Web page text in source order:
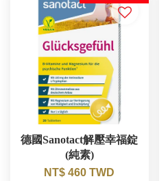
德國Sanotact解壓幸福錠
(純素)
NT$ 460 TWD